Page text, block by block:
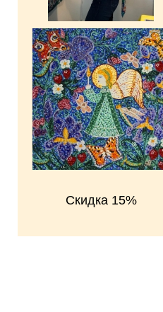
Скидка 15%